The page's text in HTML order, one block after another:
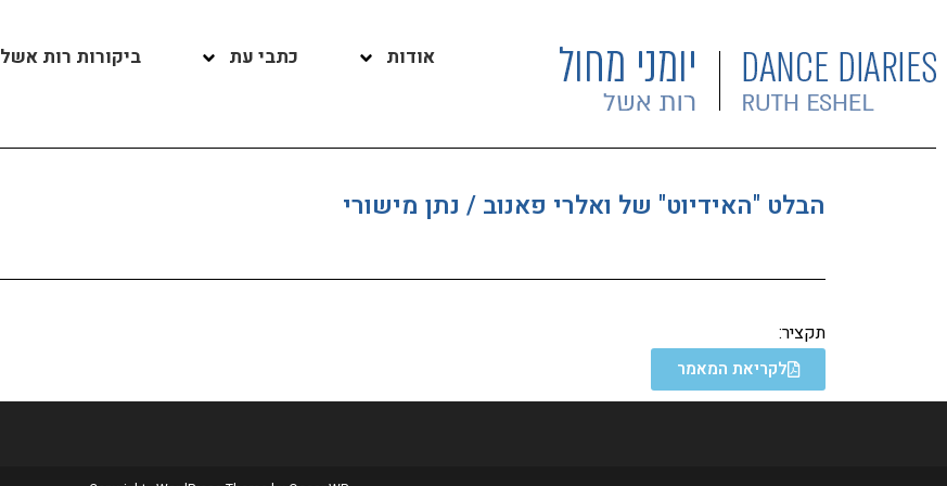
אודות כתבי עת ביקורות רות אשל
הבלט "האידיוט" של ואלרי פאנוב / נתן מישורי
תקציר:
לקריאת המאמר